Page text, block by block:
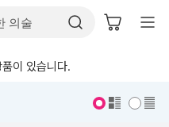
이 있습니다.